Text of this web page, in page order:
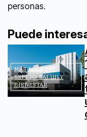
personas.
Puede
MÁS ALLÁ DEL
ESPEJO: SALUD Y
BIENESTAR